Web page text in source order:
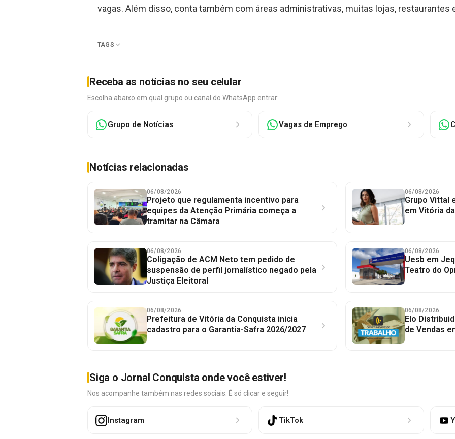
vagas. Além disso, conta também com áreas administrativas, muitas lojas, restaurantes
TAGS
Receba as notícias no seu celular
Escolha abaixo em qual grupo ou canal do WhatsApp entrar:
Grupo de Notícias Vagas de Emprego
Notícias relacionadas
06/08/2026
Projeto que regulamenta incentivo para
equipes da Atenção Primária começa a
tramitar na Câmara
06/08/2026
Grupo Vittal
em Vitória
06/08/2026
Coligação de ACM Neto tem pedido de
suspensão de perfil jornalístico negado pela
Justiça Eleitoral
06/08/2026
Uesb em
Teatro do
06/08/2026
Prefeitura de Vitória da Conquista inicia
cadastro para o Garantia-Safra 2026/2027
06/08/2026
Elo
de Vendas
Siga o Jornal Conquista onde você estiver!
Nos acompanhe também nas redes sociais. É só clicar e seguir!
Instagram TikTok